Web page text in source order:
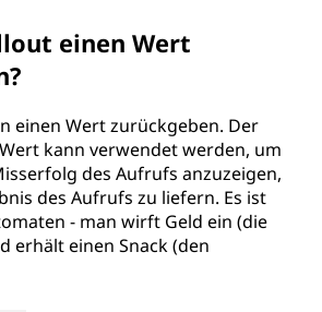
einen Wert
einen Wert zurückgeben. Der
kann verwendet werden, um
des Aufrufs anzuzeigen,
des Aufrufs zu liefern. Es ist
- man wirft Geld ein (die
erhält einen Snack (den